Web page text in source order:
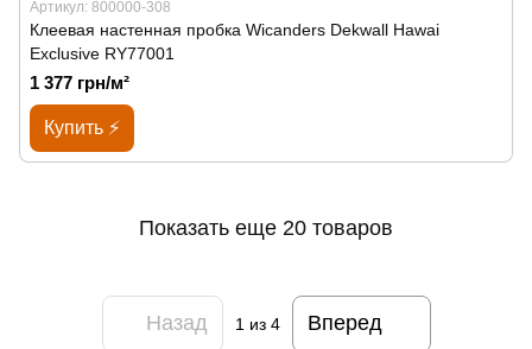
Артикул: 800000-308
Клеевая настенная пробка Wicanders Dekwall Hawai
Exclusive RY77001
1 377 грн/м²
Купить ⚡
Показать еще 20 товаров
Назад 1 из 4 Вперед